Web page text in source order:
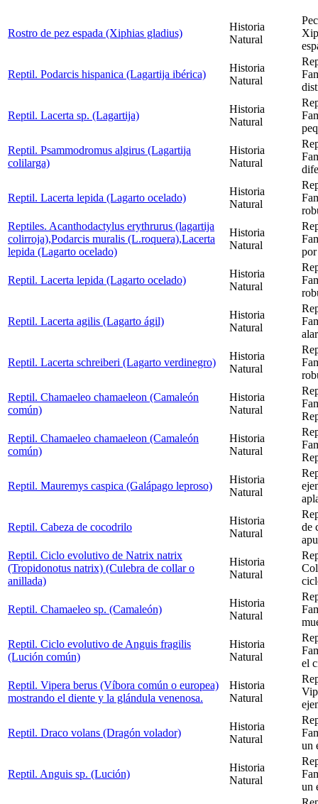
Rostro de pez espada (Xiphias gladius)
Historia
Natural
Reptil. Podarcis hispanica (Lagartija ibérica)
Historia
Natural
Reptil. Lacerta sp. (Lagartija)
Historia
Natural
Reptil. Psammodromus algirus (Lagartija
colilarga)
Historia
Natural
Reptil. Lacerta lepida (Lagarto ocelado)
Historia
Natural
Reptiles. Acanthodactylus erythrurus (lagartija
colirroja),Podarcis muralis (L.roquera),Lacerta
lepida (Lagarto ocelado)
Historia
Natural
Reptil. Lacerta lepida (Lagarto ocelado)
Historia
Natural
Reptil. Lacerta agilis (Lagarto ágil)
Historia
Natural
Reptil. Lacerta schreiberi (Lagarto verdinegro)
Historia
Natural
Reptil. Chamaeleo chamaeleon (Camaleón
común)
Historia
Natural
Reptil. Chamaeleo chamaeleon (Camaleón
común)
Historia
Natural
Reptil. Mauremys caspica (Galápago leproso)
Historia
Natural
Reptil. Cabeza de cocodrilo
Historia
Natural
de
Reptil. Ciclo evolutivo de Natrix natrix
(Tropidonotus natrix) (Culebra de collar o
anillada)
Historia
Natural
Reptil. Chamaeleo sp. (Camaleón)
Historia
Natural
Reptil. Ciclo evolutivo de Anguis fragilis
(Lución común)
Historia
Natural
el
Reptil. Vipera berus (Víbora común o europea)
mostrando el diente y la glándula venenosa.
Historia
Natural
Reptil. Draco volans (Dragón volador)
Historia
Natural
un
Reptil. Anguis sp. (Lución)
Historia
Natural
un